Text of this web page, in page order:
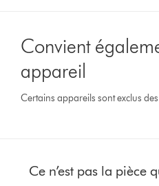
Convient
appareil
Certains appareils sont exclus
Ce n’est pas la pièce